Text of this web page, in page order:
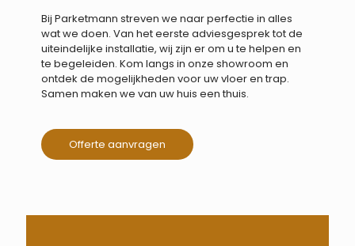
Bij Parketmann streven we naar perfectie in alles
wat we doen. Van het eerste adviesgesprek tot de
uiteindelijke installatie, wij zijn er om u te helpen en
te begeleiden. Kom langs in onze showroom en
ontdek de mogelijkheden voor uw vloer en trap.
Samen maken we van uw huis een thuis.
Offerte aanvragen